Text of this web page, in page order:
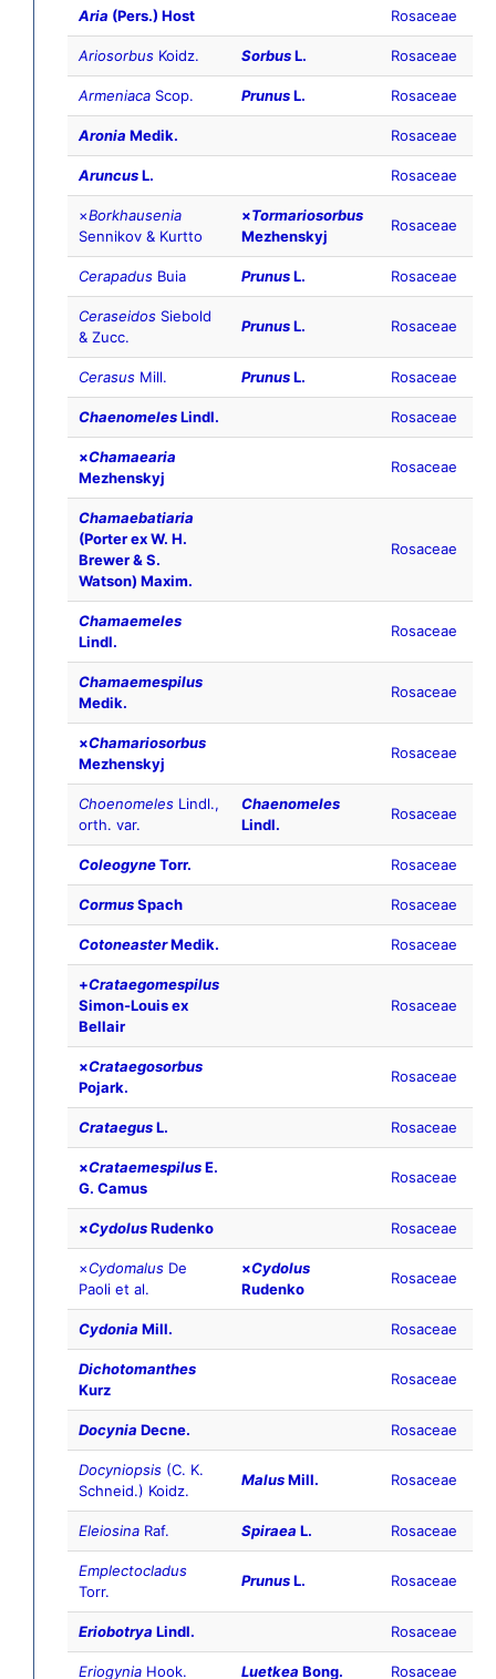
Aria (Pers.) Host Rosaceae
Ariosorbus Koidz. SorbusL. Rosaceae
Armeniaca Scop. PrunusL. Rosaceae
Aronia Medik. Rosaceae
AruncusL. Rosaceae
×Borkhausenia
Sennikov & Kurtto
×Tormariosorbus
Mezhenskyj
Rosaceae
Cerapadus Buia PrunusL. Rosaceae
Ceraseidos Siebold
& Zucc.
PrunusL. Rosaceae
Cerasus Mill. PrunusL. Rosaceae
ChaenomelesLindl. Rosaceae
×Chamaearia
Mezhenskyj
Rosaceae
Chamaebatiaria
(Porter ex W. H.
Brewer & S.
Watson) Maxim.
Rosaceae
Chamaemeles
Lindl.
Rosaceae
Chamaemespilus
Medik.
Rosaceae
×Chamariosorbus
Mezhenskyj
Rosaceae
Choenomeles Lindl.,
orth. var.
Chaenomeles
Lindl.
Rosaceae
ColeogyneTorr. Rosaceae
CormusSpach Rosaceae
CotoneasterMedik. Rosaceae
+Crataegomespilus
Simon-Louis ex
Bellair
Rosaceae
×Crataegosorbus
Pojark.
Rosaceae
CrataegusL. Rosaceae
×CrataemespilusE.
G. Camus
Rosaceae
×CydolusRudenko Rosaceae
×Cydomalus De
Paoli et al.
×Cydolus
Rudenko
Rosaceae
Cydonia Mill. Rosaceae
Dichotomanthes
Kurz
Rosaceae
Docynia Decne. Rosaceae
Docyniopsis (C. K.
Schneid.) Koidz.
MalusMill. Rosaceae
Eleiosina Raf. Spiraea L. Rosaceae
Emplectocladus
Torr.
PrunusL. Rosaceae
Eriobotrya Lindl. Rosaceae
Eriogynia Hook. Luetkea Bong. Rosaceae